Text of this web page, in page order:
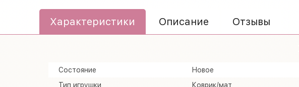
Характеристики Описание Отзывы
Состояние
Новое
Тип игрушки
Коврик/мат